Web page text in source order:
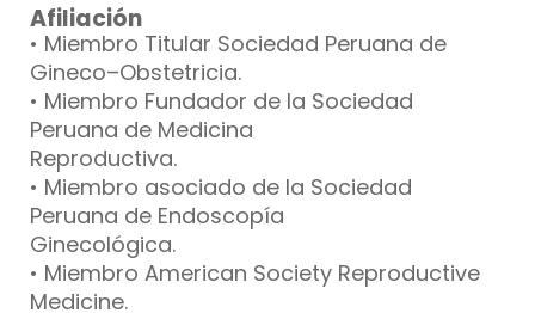
Afiliación
• Miembro Titular Sociedad Peruana de
Gineco–Obstetricia.
• Miembro Fundador de la Sociedad
Peruana de Medicina
Reproductiva.
• Miembro asociado de la Sociedad
Peruana de Endoscopía
Ginecológica.
• Miembro American Society Reproductive
Medicine.